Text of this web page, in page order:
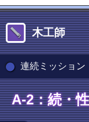
木工師
連続ミッション
A-2：続・